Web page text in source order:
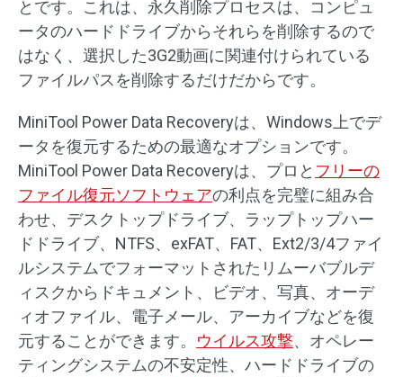
とです。これは、永久削除プロセスは、コンピュ
ータのハードドライブからそれらを削除するので
はなく、選択した3G2動画に関連付けられている
ファイルパスを削除するだけだからです。
MiniTool Power Data Recoveryは、Windows上でデ
ータを復元するための最適なオプションです。
MiniTool Power Data Recoveryは、プロと フリーの
ファイル復元ソフトウェアの利点を完璧に組み合
わせ、デスクトップドライブ、ラップトップハー
ドドライブ、NTFS、exFAT、FAT、Ext2/3/4ファイ
ルシステムでフォーマットされたリムーバブルデ
ィスクからドキュメント、ビデオ、写真、オーデ
ィオファイル、電子メール、アーカイブなどを復
元することができます。 ウイルス攻撃、オペレー
ティングシステムの不安定性、ハードドライブの